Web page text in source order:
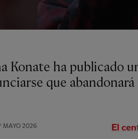
MAYO 2026
que
El